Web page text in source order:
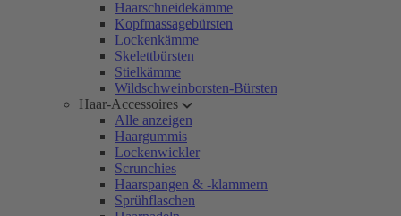
Haarschneidekämme
Kopfmassagebürsten
Lockenkämme
Skelettbürsten
Stielkämme
Wildschweinborsten-Bürsten
Haar-Accessoires
Alle anzeigen
Haargummis
Lockenwickler
Scrunchies
Haarspangen & -klammern
Sprühflaschen